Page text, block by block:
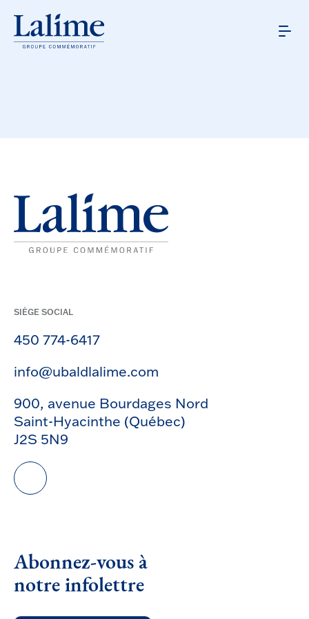
SIÈGE SOCIAL
450 774-6417
info@ubaldlalime.com
900, avenue Bourdages Nord
Saint-Hyacinthe (Québec)
J2S 5N9
Abonnez-vous à
notre infolettre